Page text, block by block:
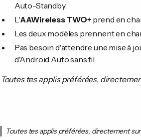
Auto-Standby.
L'AAWireless TWO+prend en
Les deux modèles prennent en
Pas besoin d'attendre une mise à
d'Android Auto sans fil.
Toutes tes applis préférées,
Toutes tes applis préférées, directement